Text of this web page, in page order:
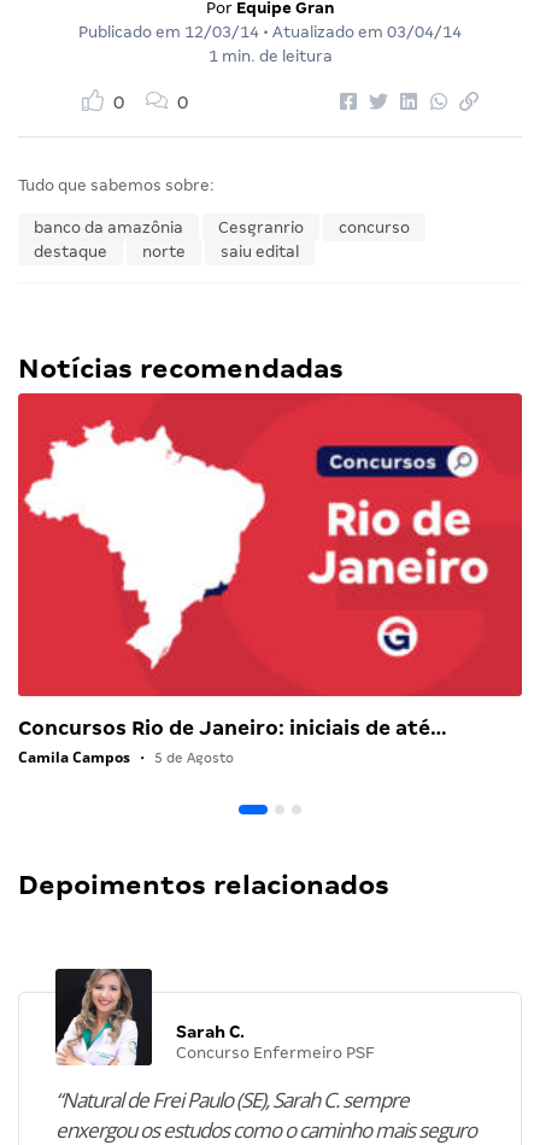
Por Equipe Gran
Publicado em 12/03/14 • Atualizado em 03/04/14
1 min. de leitura
0 0
Tudo que sabemos sobre:
banco da amazônia Cesgranrio
concurso
destaque
norte saiu edital
Notícias recomendadas
Concursos Rio de Janeiro: iniciais de até…
Camila Campos • 5 de Agosto
Depoimentos relacionados
Sarah C.
Concurso Enfermeiro PSF
“Natural de Frei Paulo (SE), Sarah C. sempre
enxergou os estudos como o caminho mais seguro